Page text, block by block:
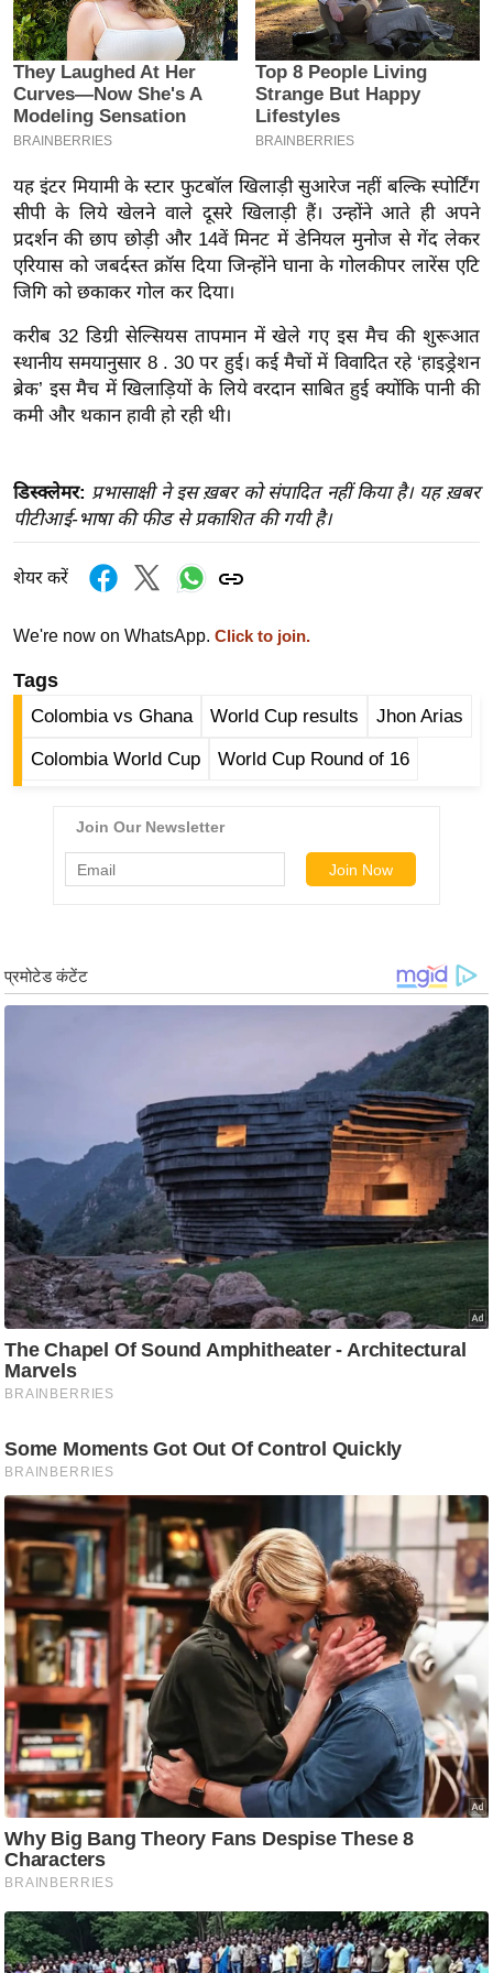
इ
म
ई
-
पे
प
र
मि
सा
ल
बे
मि
सा
ख्सि
य
डि
या
हि
व
र्ल्ड
म
रं
ज
न
ज
ग
त
बॉ
वु
ड
हॉ
ली
वु
ड
फि
ल्म
स
क्षा
B
r
e
a
i
n
यह इंटर मियामी के स्टार फुटबॉल खिलाड़ी सुआरेज नहीं बल्कि स्पोर्टिंग
सीपी के लिये खेलने वाले दूसरे खिलाड़ी हैं। उन्होंने आते ही अपने
प्रदर्शन की छाप छोड़ी और 14वें मिनट में डेनियल मुनोज से गेंद लेकर
एरियास को जबर्दस्त क्रॉस दिया जिन्होंने घाना के गोलकीपर लारेंस एटि
जिगि को छकाकर गोल कर दिया।
करीब 32 डिग्री सेल्सियस तापमान में खेले गए इस मैच की शुरूआत
स्थानीय समयानुसार 8 . 30 पर हुई। कई मैचों में विवादित रहे ‘हाइड्रेशन
ब्रेक’ इस मैच में खिलाड़ियों के लिये वरदान साबित हुई क्योंकि पानी की
कमी और थकान हावी हो रही थी।
डिस्क्लेमर: प्रभासाक्षी ने इस ख़बर को संपादित नहीं किया है। यह ख़बर
पीटीआई-भाषा की फीड से प्रकाशित की गयी है।
शेयर करें
We're now on WhatsApp. Click to join.
Tags
Colombia vs Ghana World Cup results Jhon Arias
Colombia World Cup World Cup Round of 16